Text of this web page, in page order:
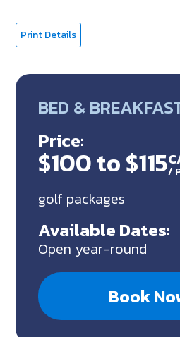
Print Details
BED &
Price:
$100 to $115/
golf packages
Available Dates:
Open year-round
Book